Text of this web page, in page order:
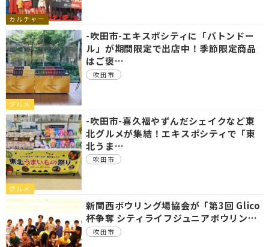
カルチャー
グルメ
-吹田市-エキスポシティに「バトンドー
ル」が期間限定で出店中！季節限定商品
はご褒…
吹田市
グルメ
-吹田市-喜久福やずんだシェイクなど東
北グルメが集結！エキスポシティで「東
北うま…
吹田市
新関西ボウリング場協会が「第3回 Glico
杯争奪 シティライフジュニアボウリン…
吹田市